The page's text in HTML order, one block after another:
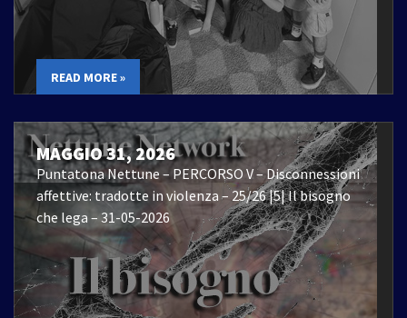
READ MORE »
MAGGIO 31, 2026
Puntatona Nettune – PERCORSO V – Disconnessioni
affettive: tradotte in violenza – 25/26 |5| Il bisogno
che lega – 31-05-2026